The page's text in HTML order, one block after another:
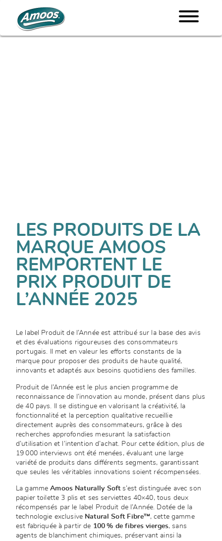
LES PRODUITS DE LA
MARQUE AMOOS
REMPORTENT LE
PRIX PRODUIT DE
L’ANNÉE 2025
Le label Produit de l’Année est attribué sur la base des avis
et des évaluations rigoureuses des consommateurs
portugais. Il met en valeur les efforts constants de la
marque pour proposer des produits de haute qualité,
innovants et adaptés aux besoins quotidiens des familles.
Produit de l’Année est le plus ancien programme de
reconnaissance de l’innovation au monde, présent dans plus
de 40 pays. Il se distingue en valorisant la créativité, la
fonctionnalité et la perception qualitative recueillie
directement auprès des consommateurs, grâce à des
recherches approfondies mesurant la satisfaction
d’utilisation et l’intention d’achat. Pour cette édition, plus de
19 000 interviews ont été menées, évaluant une large
variété de produits dans différents segments, garantissant
que seules les véritables innovations soient récompensées.
La gammeAmoos Naturally Soft s’est distinguée avec son
papier toilette 3 plis et ses serviettes 40×40, tous deux
récompensés par le label Produit de l’Année. Dotée de la
technologie exclusive Natural Soft Fibre™, cette gamme
est fabriquée à partir de 100 % de fibres vierges, sans
agents de blanchiment chimiques, préservant ainsi la